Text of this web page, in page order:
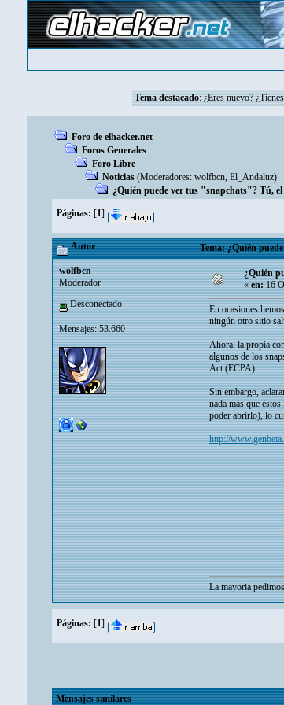
Tema destacado: ¿Eres nuevo?
Foro de elhacker.net
Foros Generales
Foro Libre
Noticias (Moderadores: wolfbcn, El_Andaluz)
¿Quién puede ver tus "snapchats"? Tú,
Páginas: [1]
Autor Tema: ¿Quién
wolfbcn
Moderador
Desconectado
Mensajes: 53.660
¿Quién
«en:16
En ocasiones
ningún otro sitio
Ahora, la propia
algunos de los
Act (ECPA).
Sin embargo,
nada más que
poder abrirlo), lo
http://
La mayoria
Páginas: [1]
Mensajes similares